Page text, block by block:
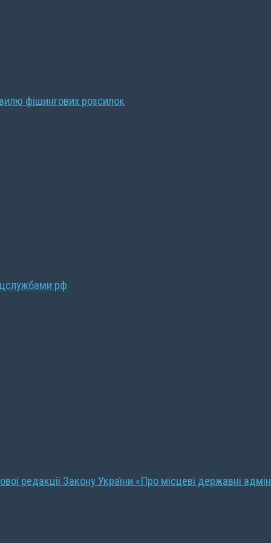
фішингових розсилок
рф
редакції Закону України «Про місцеві державні